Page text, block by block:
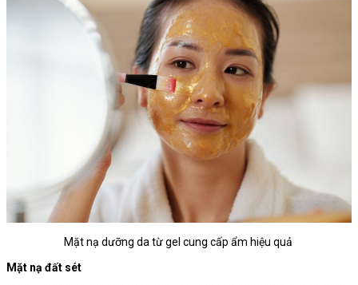
Mặt nạ dưỡng da từ gel cung cấp ẩm hiệu quả
Mặt nạ đất sét